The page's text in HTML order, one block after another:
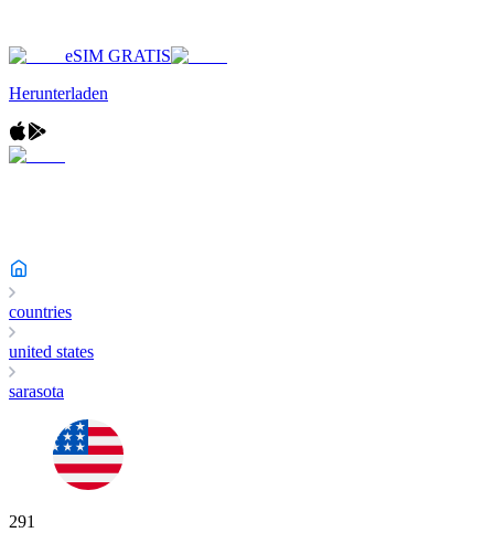
eSIM GRATIS
Herunterladen
countries
united states
sarasota
291